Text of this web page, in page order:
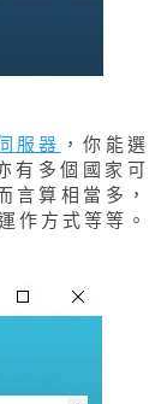
服器 ，你能選
有多個國家可
言算相當多，
作方式等等。